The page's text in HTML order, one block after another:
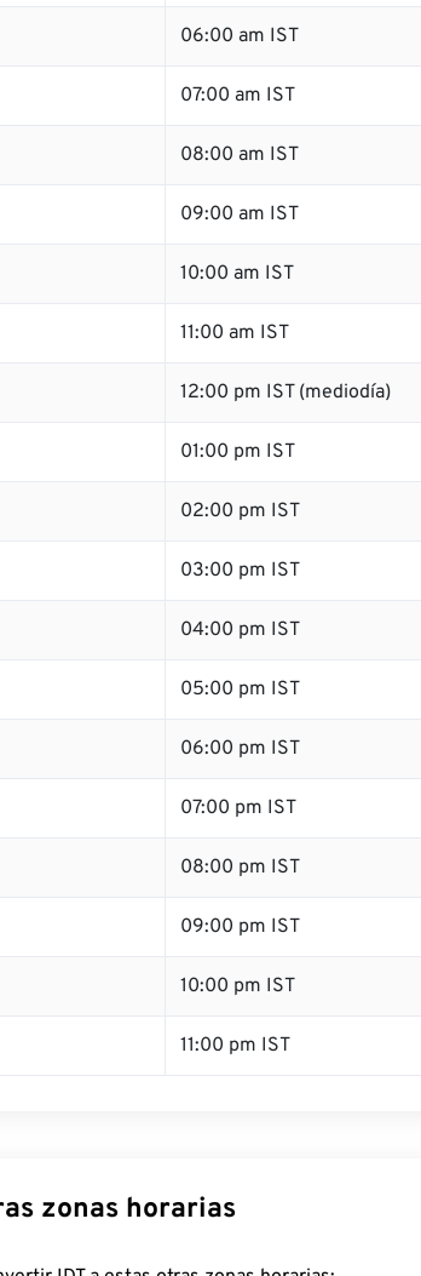
06:00 am IST
07:00 am IST
08:00 am IST
09:00 am IST
10:00 am IST
11:00 am IST
12:00 pm IST (mediodía)
01:00 pm IST
02:00 pm IST
03:00 pm IST
04:00 pm IST
05:00 pm IST
06:00 pm IST
07:00 pm IST
08:00 pm IST
09:00 pm IST
10:00 pm IST
11:00 pm IST
zonas horarias